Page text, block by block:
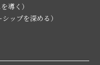
導く）
ップを深める）